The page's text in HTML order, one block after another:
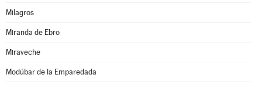
Milagros
Miranda de Ebro
Miraveche
Modúbar de la Emparedada